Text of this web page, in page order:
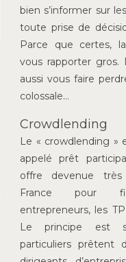
bien s’informer sur
toute prise de
Parce que certes,
vous rapporter gros.
aussi vous faire
colossale…
Crowdlending
Le « crowdlending »
appelé prêt
offre devenue
France pour
entrepreneurs, les
Le principe est
particuliers prêtent